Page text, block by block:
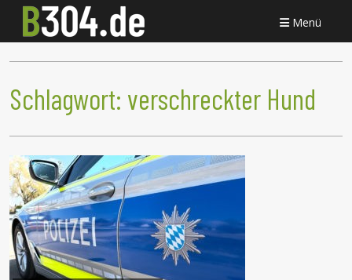
Menü
Schlagwort: verschreckter Hund